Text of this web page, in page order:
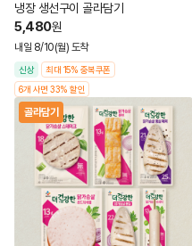
냉장 생선구이 골라담기
5,480원
내일 8/10(월) 도착
신상
최대 15% 중복쿠폰
6개 사면 33% 할인
골라담기